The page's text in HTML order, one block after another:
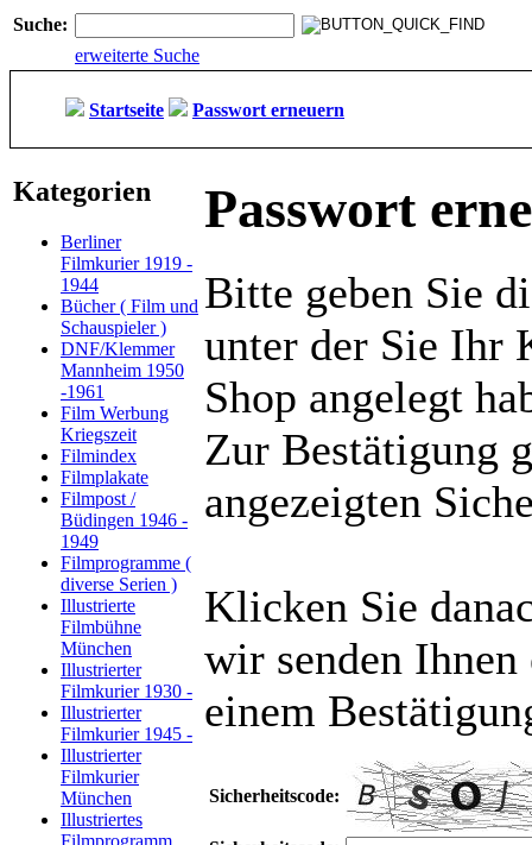
Suche:
erweiterte Suche
Startseite Passwort erneuern
Kategorien
Berliner
Filmkurier 1919 -
1944
Bücher ( Film und
Schauspieler )
DNF/Klemmer
Mannheim 1950
-1961
Film Werbung
Kriegszeit
Filmindex
Filmplakate
Filmpost /
Büdingen 1946 -
1949
Filmprogramme (
diverse Serien )
Illustrierte
Filmbühne
München
Illustrierter
Filmkurier 1930 -
Illustrierter
Filmkurier 1945 -
Illustrierter
Filmkurier
München
Illustriertes
Filmprogramm
Passwort
Bitte geben Sie
unter der Sie Ihr
Shop angelegt
Zur Bestätigung
angezeigten
Klicken Sie
wir senden
einem
Sicherheitscode: